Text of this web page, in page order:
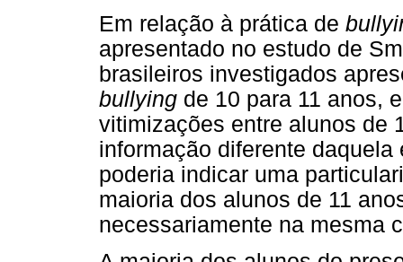
Em relação à prática de
apresentado no estudo de
brasileiros investigados
bullying de 10 para 11 anos,
vitimizações entre alunos de
informação diferente
poderia indicar uma
maioria dos alunos de 11
necessariamente na mesma